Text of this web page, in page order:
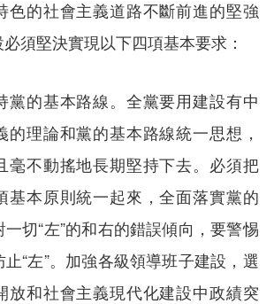
色的社會主義道路不斷前進的堅強
須堅決實現以下四項基本要求：
的基本路線。全黨要用建設有中
的理論和黨的基本路線統一思想，
毫不動搖地長期堅持下去。必須把
基本原則統一起來，全面落實黨的
切“左”的和右的錯誤傾向，要警惕
“左”。加強各級領導班子建設，選
放和社會主義現代化建設中政績突